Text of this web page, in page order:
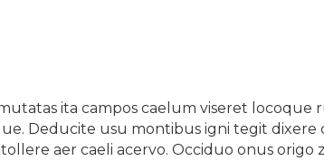
ita campos caelum viseret locoque
Deducite usu montibus igni tegit
aer caeli acervo. Occiduo onus